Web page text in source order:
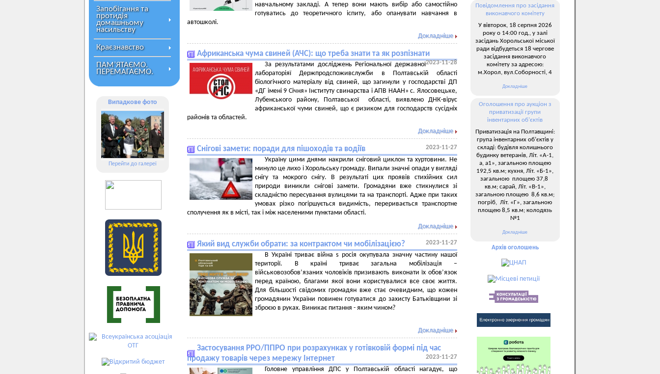
Запобігання та
протидія
домашньому
насильству
Краєзнавство
ПАМ’ЯТАЄМО.
ПЕРЕМАГАЄМО.
Випадкове фото
Перейти до галереї
навчальному закладі. А тепер вони мають вибір або самостійно
готуватись до теоретичного іспиту, або опанувати навчання в
автошколі.
Докладніше
Африканська чума свиней (АЧС): що треба знати та як розпізнати
2023-11-28
За результатами досліджень Регіональної державної
лабораторіяї Держпродспоживслужби в Полтавській області
біологічного матеріалу від свиней, що загинули у господарстві ДП
«ДГ імені 9 Січня» Інституту свинарства і АПВ НААН» с. Ялосовецьке,
Лубенського району, Полтавської області, виявлено ДНК-вірус
африканської чуми свиней, що є ризиком для господарств сусідніх
районів та областей.
Докладніше
Снігові замети: поради для пішоходів та водіїв 2023-11-27
Україну цими днями накрили сніговий циклон та хуртовини. Не
минуло це лихо і Хорольську громаду. Випали значні опади у вигляді
снігу та мокрого снігу. В результаті цих проявів стихійних сил
природи виникли снігові замети. Громадяни вже стикнулися зі
складністю пересування вулицями та на транспорті. Адже при таких
умовах різко погіршується видимість, переривається транспортне
сполучення як в місті, так і між населеними пунктами області.
Докладніше
Який вид служби обрати: за контрактом чи мобілізацією? 2023-11-27
В Україні триває війна s росія окупувала значну частину нашої
території. В країні триває загальна мобілізація –
військовозобов’язаних чоловіків призивають виконати їх обов’язок
перед країною, благами якої вони користувалися все своє життя.
Для більшості свідомих громадян вже стає очевидним, що кожен
громадянин України повинен готуватися до захисту Батьківщини зі
зброєю в руках. Виникає питання - яким чином?
Докладніше
Застосування РРО/ППРО при розрахунках у готівковій формі під час
продажу товарів через мережу Інтернет
2023-11-27
Головне управління ДПС у Полтавській області нагадує, що
Повідомлення про засідання
виконавчого комітету
У вівторок, 18 серпня 2026
року о 14:00 год., у залі
засідань Хорольської міської
ради відбудеться 18 чергове
засідання виконавчого
комітету за адресою:
м.Хорол, вул.Соборності, 4
Докладніше
Оголошення про аукціон з
приватизації групи
інвентарних об’єктів
Приватизація на Полтавщині:
група інвентарних об’єктів у
складі: будівля колишнього
будинку ветеранів, Літ. «А-1,
а, а1», загальною площею
192,5 кв.м; кухня, Літ. «Б-1»,
загальною площею 37,8
кв.м; сарай, Літ. «В-1»,
загальною площею 8,6 кв.м;
погріб, Літ. «Г», загальною
площею 8,5 кв.м; колодязь
№1
Докладніше
Архів оголошень